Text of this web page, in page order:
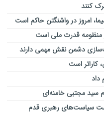
کنند
امروز در واشنگتن حاکم است
قدرت ملی است
دشمن نقش مهمی دارند
است
مجتبی خامنه‌ای
سیاست‌های رهبری قدم